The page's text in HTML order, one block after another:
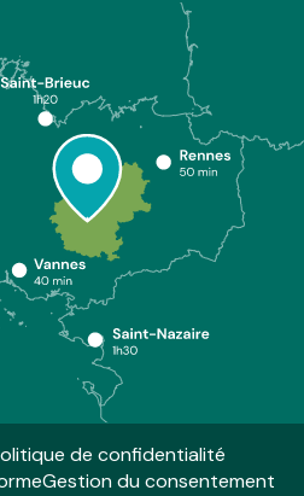
de confidentialité
Gestion du consentement